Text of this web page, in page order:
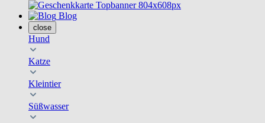
Blog
close
Hund
Katze
Kleintier
Süßwasser